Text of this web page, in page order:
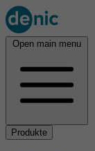
Open main menu
Produkte